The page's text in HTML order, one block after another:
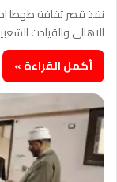
نفذ قصر ثقافة طهطا
الاهالى والقيادت
أكمل القراءة »